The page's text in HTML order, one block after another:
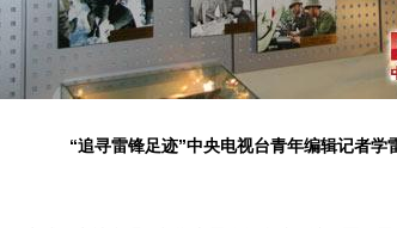
“追寻雷锋足迹”中央电视台青年编辑记者学